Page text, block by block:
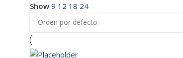
Show 9 12 18 24